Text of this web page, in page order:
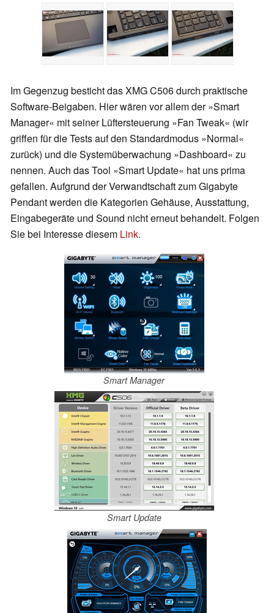
Im Gegenzug besticht das XMG C506 durch praktische
Software-Beigaben. Hier wären vor allem der »Smart
Manager« mit seiner Lüftersteuerung »Fan Tweak« (wir
griffen für die Tests auf den Standardmodus »Normal«
zurück) und die Systemüberwachung »Dashboard« zu
nennen. Auch das Tool »Smart Update« hat uns prima
gefallen. Aufgrund der Verwandtschaft zum Gigabyte
Pendant werden die Kategorien Gehäuse, Ausstattung,
Eingabegeräte und Sound nicht erneut behandelt. Folgen
Sie bei Interesse diesem Link.
Smart Manager
Smart Update